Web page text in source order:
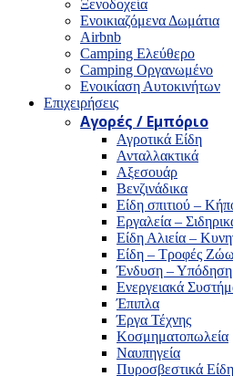
Ξενοδοχεία
Ενοικιαζόμενα Δωμάτια
Airbnb
Camping Ελεύθερο
Camping Οργανωμένο
Ενοικίαση Αυτοκινήτων
Επιχειρήσεις
Αγορές / Εμπόριο
Αγροτικά Είδη
Ανταλλακτικά
Αξεσουάρ
Βενζινάδικα
Είδη σπιτιού –
Εργαλεία –
Είδη Αλιεία –
Είδη – Τροφές
Ένδυση – Υπόδηση
Ενεργειακά
Έπιπλα
Έργα Τέχνης
Κοσμηματοπωλεία
Ναυπηγεία
Πυροσβεστικά Είδη